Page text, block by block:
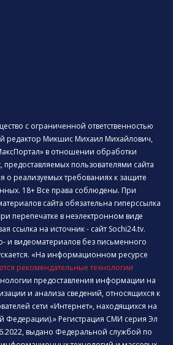
с ограниченной ответственностью
редактор Микшис Михаил Михайлович,
в отношении обработки
пользователями сайта
о реализуемых требованиях к защите
18+ Все права соблюдены. При
сайта обязательна гиперссылка
перепечатке в неэлектронном виде
ссылка на источник - сайт Sochi24.tv.
и видеоматериалов без письменного
«На информационном ресурсе
рекомендательные технологии
предоставления информации на
и анализа сведений, относящихся к
сети «Интернет», находящихся на
Федерации).» Регистрация СМИ серия Эл
выдано Федеральной службой по